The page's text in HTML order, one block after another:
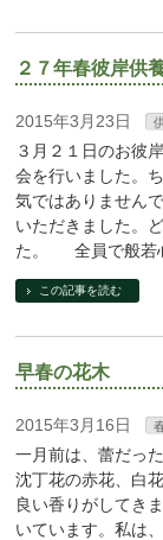
２７年春彼岸供
2015年3月23日
３月２１日のお彼
会を行いました。
気ではありません
いただきました。
た。 全員で般若
この記事を読む
早春の花木
2015年3月16日
一月前は、蕾だっ
沈丁花の赤花、白
良い香りがしてき
いています。私は